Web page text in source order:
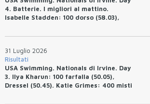
4. Batterie. I migliori al mattino.
Isabelle Stadden: 100 dorso (58.03),
tempo.
31 Luglio 2026
Risultati
USA Swimming. Nationals di Irvine. Day
3. Ilya Kharun: 100 farfalla (50.05),
Dressel (50.45). Katie Grimes: 400 misti